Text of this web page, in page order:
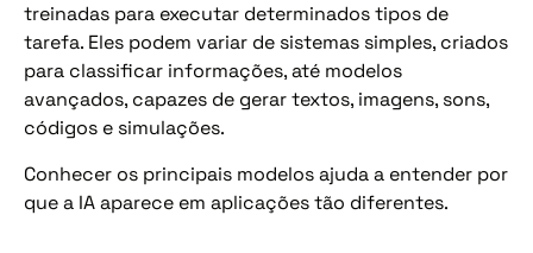
treinadas para executar determinados tipos de
tarefa. Eles podem variar de sistemas simples, criados
para classificar informações, até modelos
avançados, capazes de gerar textos, imagens, sons,
códigos e simulações.
Conhecer os principais modelos ajuda a entender por
que a IA aparece em aplicações tão diferentes.